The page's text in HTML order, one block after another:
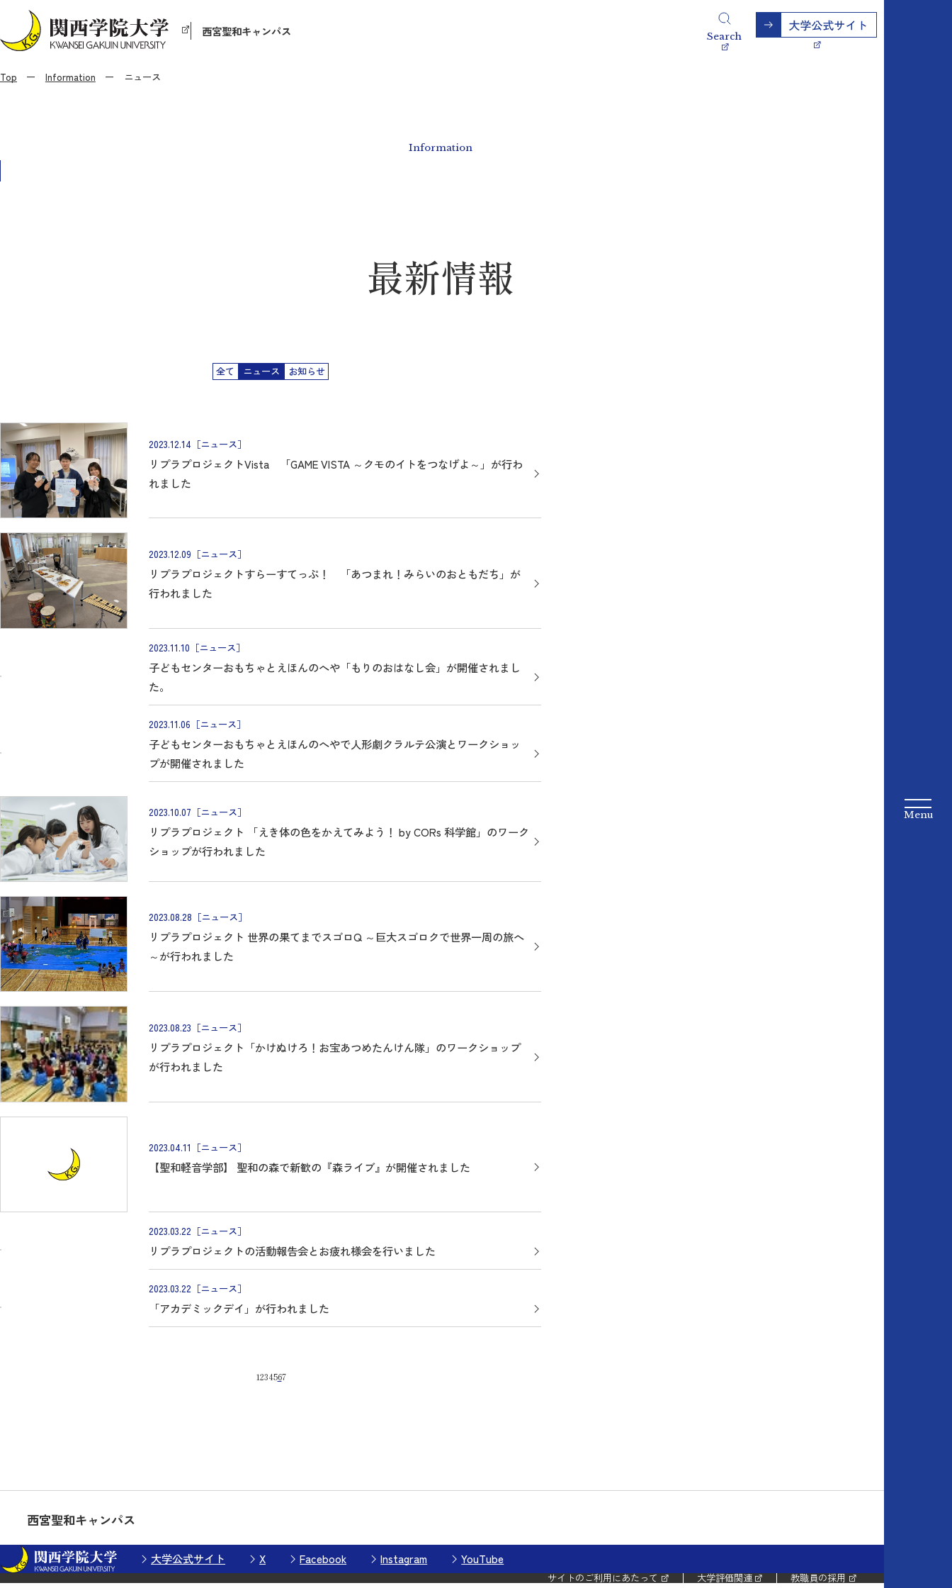
西宮聖和キャンパス Search
Top Information ニュース
Information
最新情報
全て ニュース お知らせ
2023.12.14 ［ニュース］
リプラプロジェクトVista 「GAME VISTA ～クモのイトをつなげよ～」が行わ
れました
2023.12.09 ［ニュース］
リプラプロジェクトすらーすてっぷ！ 「あつまれ！みらいのおともだち」が
行われました
2023.11.10 ［ニュース］
子どもセンターおもちゃとえほんのへや「もりのおはなし会」が開催されまし
た。
2023.11.06 ［ニュース］
子どもセンターおもちゃとえほんのへやで人形劇クラルテ公演とワークショッ
プが開催されました
2023.10.07 ［ニュース］
リプラプロジェクト 「えき体の色をかえてみよう！ by CORs 科学館」のワーク
ショップが行われました
2023.08.28 ［ニュース］
リプラプロジェクト 世界の果てまでスゴロQ ～巨大スゴロクで世界一周の旅へ
～が行われました
2023.08.23 ［ニュース］
リプラプロジェクト「かけぬけろ！お宝あつめたんけん隊」のワークショップ
が行われました
2023.04.11 ［ニュース］
【聖和軽音学部】 聖和の森で新歓の『森ライブ』が開催されました
2023.03.22 ［ニュース］
リプラプロジェクトの活動報告会とお疲れ様会を行いました
2023.03.22 ［ニュース］
「アカデミックデイ」が行われました
1234567
西宮聖和キャンパス
大学公式サイト X Facebook Instagram YouTube
サイトのご利用にあたって 大学評価関連 教職員の採用